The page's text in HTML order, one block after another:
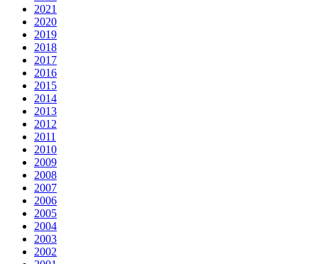
2021
2020
2019
2018
2017
2016
2015
2014
2013
2012
2011
2010
2009
2008
2007
2006
2005
2004
2003
2002